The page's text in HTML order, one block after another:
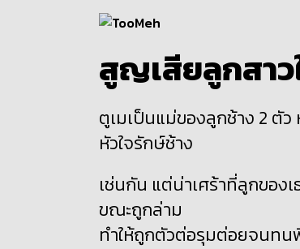
สูญเสียลูกสาว
ตูเมเป็นแม่ของลูกช้าง 2 ตั
หัวใจรักษ์ช้าง
เช่นกัน แต่น่าเศร้าที่ลูกของ
ขณะถูกล่าม
ทำให้ถูกตัวต่อรุมต่อยจนทน